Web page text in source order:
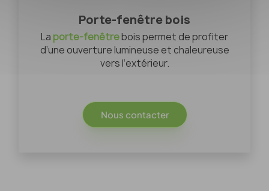
Porte-fenêtre bois
La porte-fenêtrebois permet de profiter
d’une ouverture lumineuse et chaleureuse
vers l’extérieur.
Nous contacter